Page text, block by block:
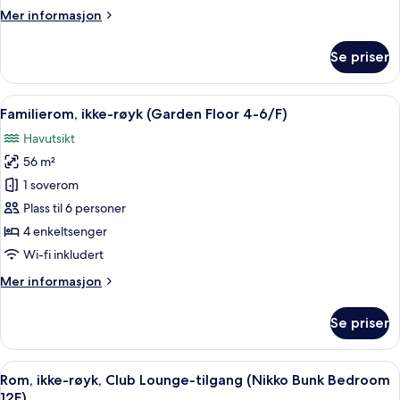
(Garden
6/F)
Mer informasjon
Mer
–
deluxe,
ikke-
(Garden
Floor
4-
6/F)
Se priser
Åpne
alle
bildene
av
Familierom,
ikke-
røyk
(Garden
4-
Familierom, ikke-røyk (Garden
8
Familierom, ikke-røyk (Garden Floor 4-6/F)
Havutsikt
56 m²
1 soverom
Plass til 6 personer
4 enkeltsenger
Wi-fi inkludert
Mer informasjon
Mer
ikke-
røyk
(Garden
Floor
Se priser
Åpne
alle
Rom, ikke-røyk, Club Lounge-
9
Rom, ikke-røyk, Club Lounge-tilgang (Nikko Bunk Bedroom